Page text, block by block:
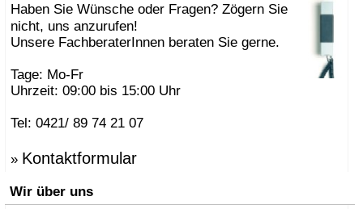
Haben Sie Wünsche oder Fragen? Zögern Sie
nicht, uns anzurufen!
Unsere FachberaterInnen beraten Sie gerne.
Tage: Mo-Fr
Uhrzeit: 09:00 bis 15:00 Uhr
Tel: 0421/ 89 74 21 07
» Kontaktformular
Wir über uns